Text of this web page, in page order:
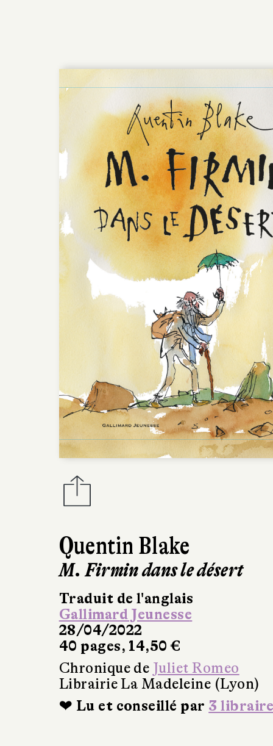
Quentin Blake
M. Firmin dans le désert
Traduit de l'anglais
Gallimard Jeunesse
28/04/2022
40 pages, 14,50 €
Chronique de Juliet Romeo
Librairie La Madeleine (Lyon)
❤ Lu et conseillé par 3